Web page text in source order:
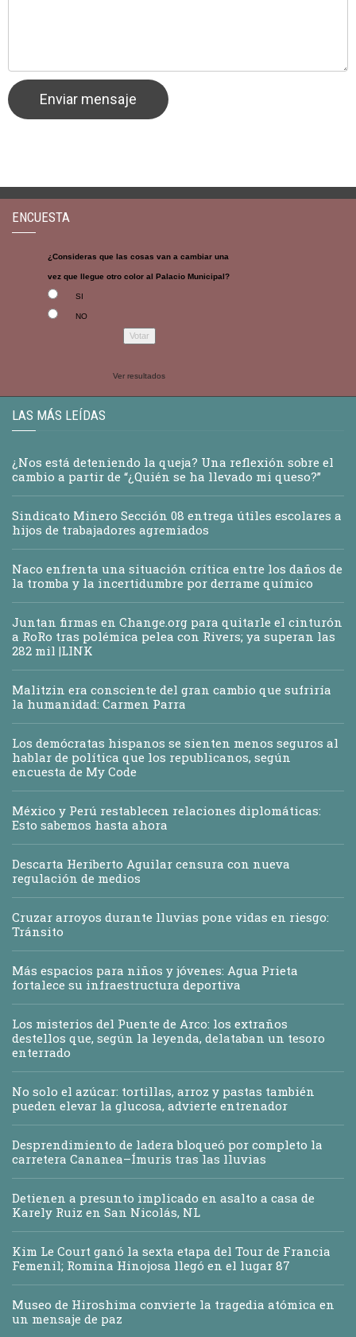
ENCUESTA
¿Consideras que las cosas van a cambiar una
vez que llegue otro color al Palacio Municipal?
SI
NO
Ver resultados
LAS MÁS LEÍDAS
¿Nos está deteniendo la queja? Una reflexión sobre el
cambio a partir de “¿Quién se ha llevado mi queso?”
Sindicato Minero Sección 08 entrega útiles escolares a
hijos de trabajadores agremiados
Naco enfrenta una situación crítica entre los daños de
la tromba y la incertidumbre por derrame químico
Juntan firmas en Change.org para quitarle el cinturón
a RoRo tras polémica pelea con Rivers; ya superan las
282 mil |LINK
Malitzin era consciente del gran cambio que sufriría
la humanidad: Carmen Parra
Los demócratas hispanos se sienten menos seguros al
hablar de política que los republicanos, según
encuesta de My Code
México y Perú restablecen relaciones diplomáticas:
Esto sabemos hasta ahora
Descarta Heriberto Aguilar censura con nueva
regulación de medios
Cruzar arroyos durante lluvias pone vidas en riesgo:
Tránsito
Más espacios para niños y jóvenes: Agua Prieta
fortalece su infraestructura deportiva
Los misterios del Puente de Arco: los extraños
destellos que, según la leyenda, delataban un tesoro
enterrado
No solo el azúcar: tortillas, arroz y pastas también
pueden elevar la glucosa, advierte entrenador
Desprendimiento de ladera bloqueó por completo la
carretera Cananea–Ímuris tras las lluvias
Detienen a presunto implicado en asalto a casa de
Karely Ruiz en San Nicolás, NL
Kim Le Court ganó la sexta etapa del Tour de Francia
Femenil; Romina Hinojosa llegó en el lugar 87
Museo de Hiroshima convierte la tragedia atómica en
un mensaje de paz